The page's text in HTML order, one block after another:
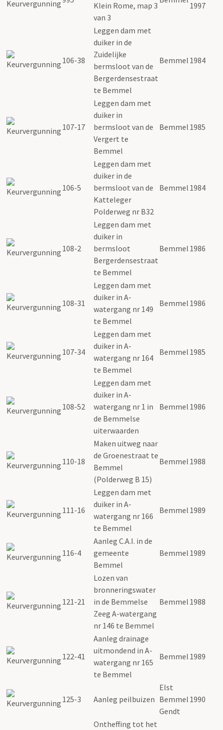
Klein Rome, map 3
van 3
1997
106-38
Leggen dam met
duiker in de
Zuidelijke
bermsloot van de
Bergerdensestraat
te Bemmel
Bemmel 1984
107-17
Leggen dam met
duiker in
bermsloot van de
Vergert te
Bemmel
Bemmel 1985
106-5
Leggen dam met
duiker in de
bermsloot van de
Katteleger
Polderweg nr B32
Bemmel 1984
108-2
Leggen dam met
duiker in
bermsloot
Bergerdensestraat
te Bemmel
Bemmel 1986
108-31
Leggen dam met
duiker in A-
watergang nr 149
te Bemmel
Bemmel 1986
107-34
Leggen dam met
duiker in A-
watergang nr 164
te Bemmel
Bemmel 1985
108-52
Leggen dam met
duiker in A-
watergang nr 1 in
de Bemmelse
uiterwaarden
Bemmel 1986
110-18
Maken uitweg naar
de Groenestraat te
Bemmel
(Polderweg B 15)
Bemmel 1988
111-16
Leggen dam met
duiker in A-
watergang nr 166
te Bemmel
Bemmel 1989
116-4
Aanleg C.A.I. in de
gemeente
Bemmel
Bemmel 1989
121-21
Lozen van
bronneringswater
in de Bemmelse
Zeeg A-watergang
nr 146 te Bemmel
Bemmel 1988
122-41
Aanleg drainage
uitmondend in A-
watergang nr 165
te Bemmel
Bemmel 1989
125-3 Aanleg peilbuizen
Elst
Bemmel
Gendt
1990
Ontheffing tot het